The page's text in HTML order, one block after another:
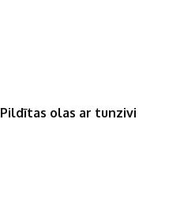
Pildītas olas ar tunzivi